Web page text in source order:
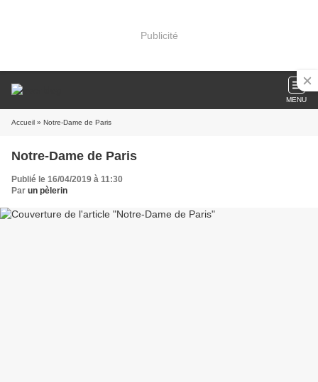
Publicité
MENU
Accueil » Notre-Dame de Paris
Notre-Dame de Paris
Publié le 16/04/2019 à 11:30
Par un pèlerin